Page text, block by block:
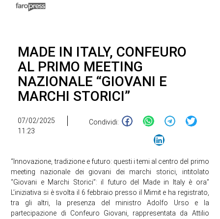
MADE IN ITALY, CONFEURO
AL PRIMO MEETING
NAZIONALE “GIOVANI E
MARCHI STORICI”
07/02/2025
11:23
Condividi:
“Innovazione, tradizione e futuro: questi i temi al centro del primo
meeting nazionale dei giovani dei marchi storici, intitolato
“Giovani e Marchi Storici”: il futuro del Made in Italy è ora”
L’iniziativa si è svolta il 6 febbraio presso il Mimit e ha registrato,
tra gli altri, la presenza del ministro Adolfo Urso e la
partecipazione di Confeuro Giovani, rappresentata da Attilio